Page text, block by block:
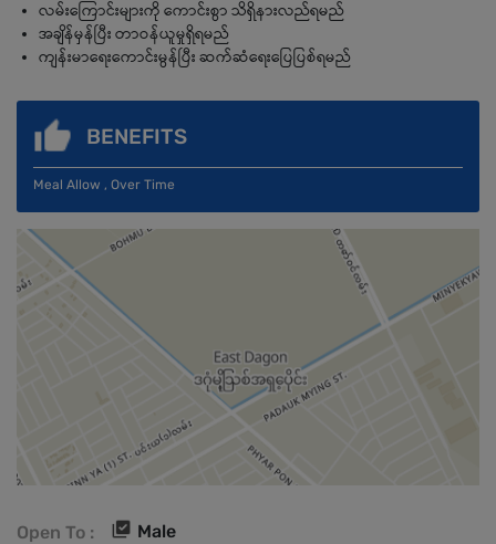
လမ်းကြောင်းများကို ကောင်းစွာ သိရှိနားလည်ရမည်
အချိန်မှန်ပြီး တာဝန်ယူမှုရှိရမည်
ကျန်းမာရေးကောင်းမွန်ပြီး ဆက်ဆံရေးပြေပြစ်ရမည်
BENEFITS
Meal Allow , Over Time
Open To : Male